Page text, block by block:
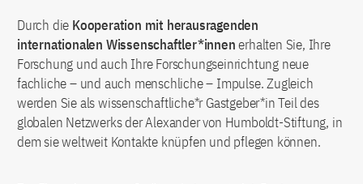
Durch die Kooperation mit herausragenden
internationalen Wissenschaftler*innenerhalten Sie, Ihre
Forschung und auch Ihre Forschungseinrichtung neue
fachliche – und auch menschliche – Impulse. Zugleich
werden Sie als wissenschaftliche*r Gastgeber*in Teil des
globalen Netzwerks der Alexander von Humboldt-Stiftung, in
dem sie weltweit Kontakte knüpfen und pflegen können.